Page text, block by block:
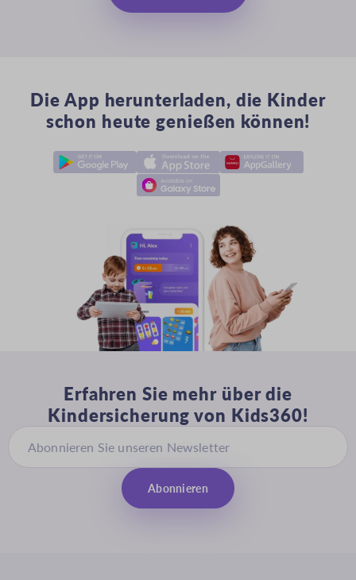
Die App herunterladen, die Kinder
schon heute genießen können!
Erfahren Sie mehr über die
Kindersicherung von Kids360!
Abonnieren